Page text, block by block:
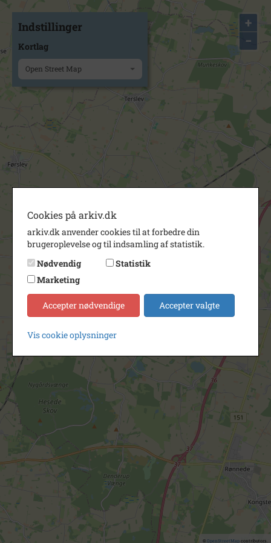
+
−
© OpenStreetMapcontributors.
Indstillinger
Kortlag
Open Street Map
Cookies på arkiv.dk
arkiv.dk anvender cookies til at forbedre din
brugeroplevelse og til indsamling af statistik.
Nødvendig
Statistik
Marketing
Accepter nødvendige Accepter valgte
Vis cookie oplysninger